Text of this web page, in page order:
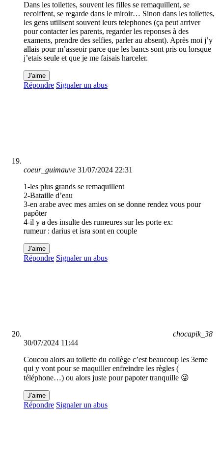
Dans les toilettes, souvent les filles se remaquillent, se
recoiffent, se regarde dans le miroir… Sinon dans les toilettes,
les gens utilisent souvent leurs telephones (ça peut arriver
pour contacter les parents, regarder les reponses à des
examens, prendre des selfies, parler au absent). Après moi j’y
allais pour m’asseoir parce que les bancs sont pris ou lorsque
j’etais seule et que je me faisais harceler.
J'aime
Répondre Signaler un abus
coeur_guimauve 31/07/2024 22:31
1-les plus grands se remaquillent
2-Bataille d’eau
3-en arabe avec mes amies on se donne rendez vous pour
papôter
4-il y a des insulte des rumeures sur les porte ex:
rumeur : darius et isra sont en couple
J'aime
Répondre Signaler un abus
chocapik_38
30/07/2024 11:44
Coucou alors au toilette du collège c’est beaucoup les 3eme
qui y vont pour se maquiller enfreindre les règles (
téléphone…) ou alors juste pour papoter tranquille 😜
J'aime
Répondre Signaler un abus